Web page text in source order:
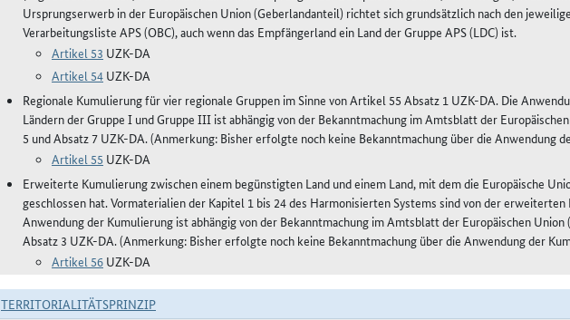
Ursprungserwerb in der Europäischen Union (Geberlandanteil) richtet sich grundsätzlich nach den
Verarbeitungsliste APS (OBC), auch wenn das Empfängerland ein Land der Gruppe APS (LDC) ist.
Artikel 53 UZK-DA
Artikel 54 UZK-DA
Regionale Kumulierung für vier regionale Gruppen im Sinne von Artikel 55 Absatz 1 UZK-DA. Die
Ländern der Gruppe I und Gruppe III ist abhängig von der Bekanntmachung im Amtsblatt der
5 und Absatz 7 UZK-DA. (Anmerkung: Bisher erfolgte noch keine Bekanntmachung über die Anwendung
Artikel 55 UZK-DA
Erweiterte Kumulierung zwischen einem begünstigten Land und einem Land, mit dem die Europäische
geschlossen hat. Vormaterialien der Kapitel 1 bis 24 des Harmonisierten Systems sind von der erweiterten
Anwendung der Kumulierung ist abhängig von der Bekanntmachung im Amtsblatt der Europäischen Union
Absatz 3 UZK-DA. (Anmerkung: Bisher erfolgte noch keine Bekanntmachung über die Anwendung der
Artikel 56 UZK-DA
TERRITORIALITÄTSPRINZIP